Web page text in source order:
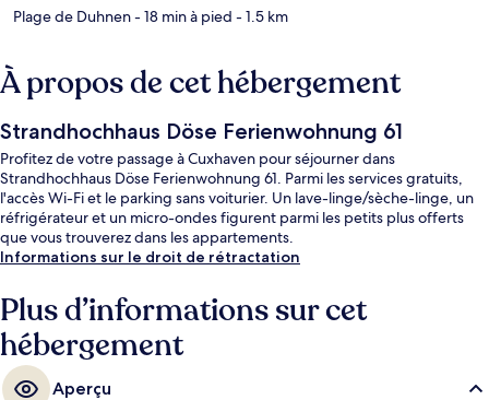
Plage de Duhnen- 18 min à pied - 1.5 km
À propos de cet hébergement
Strandhochhaus Döse Ferienwohnung 61
Profitez de votre passage à Cuxhaven pour séjourner dans
Strandhochhaus Döse Ferienwohnung 61. Parmi les services gratuits,
l'accès Wi-Fi et le parking sans voiturier. Un lave-linge/sèche-linge, un
réfrigérateur et un micro-ondes figurent parmi les petits plus offerts
que vous trouverez dans les appartements.
Informations sur le droit de rétractation
Plus d’informations sur cet
hébergement
Aperçu